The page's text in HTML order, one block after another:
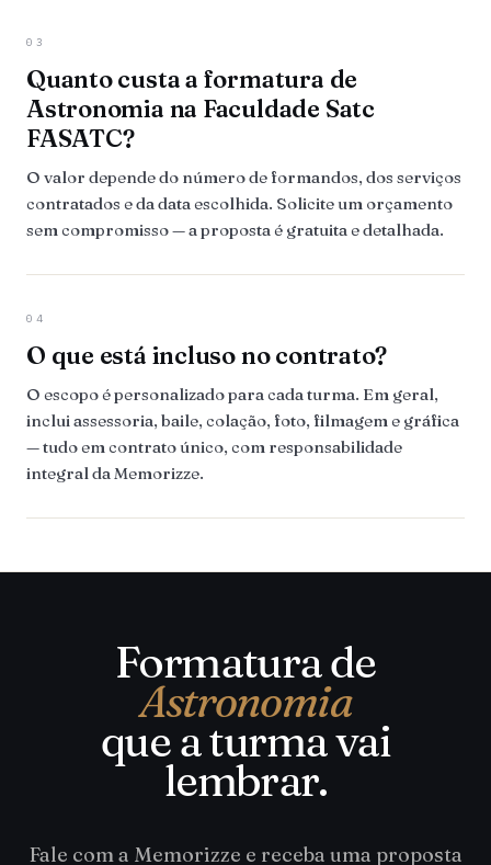
03
Quanto custa a formatura de
Astronomia na Faculdade Satc
FASATC?
O valor depende do número de formandos, dos serviços
contratados e da data escolhida. Solicite um orçamento
sem compromisso — a proposta é gratuita e detalhada.
04
O que está incluso no contrato?
O escopo é personalizado para cada turma. Em geral,
inclui assessoria, baile, colação, foto, filmagem e gráfica
— tudo em contrato único, com responsabilidade
integral da Memorizze.
Formatura de
Astronomia
que a turma vai
lembrar.
Fale com a Memorizze e receba uma proposta